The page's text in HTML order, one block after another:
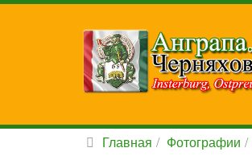
Главная Фотографии